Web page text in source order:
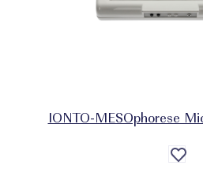
IONTO-MESOphorese
Auf
die